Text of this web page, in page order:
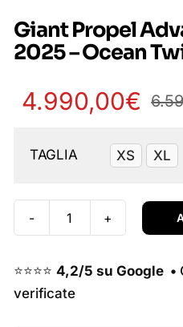
Giant Propel
2025 – Ocean
4.990,00€
TAGLIA XS XL
Giant
Advanced
Pro
⭐⭐⭐⭐ 4,2/5 su Google •
verificate